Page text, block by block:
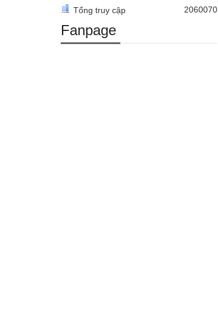
Tổng truy cập
2060070
Fanpage